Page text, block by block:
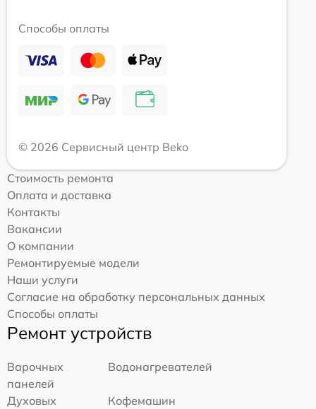
Способы оплаты
© 2026 Сервисный центр Beko
Стоимость ремонта
Оплата и доставка
Контакты
Вакансии
О компании
Ремонтируемые модели
Наши услуги
Согласие на обработку персональных данных
Способы оплаты
Ремонт устройств
Варочных
панелей
Водонагревателей
Духовых
Кофемашин